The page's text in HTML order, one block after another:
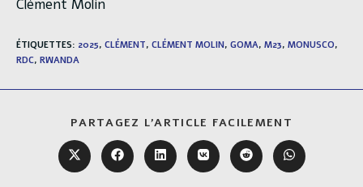
Clément Molin
ÉTIQUETTES: 2025, CLÉMENT, CLÉMENT MOLIN, GOMA, M23, MONUSCO,
RDC, RWANDA
PARTAGEZ L'ARTICLE FACILEMENT
CE
CONTENU
Ouvrir
dans
Ouvrir
dans
Ouvrir
dans
Ouvrir
dans
Ouvrir
dans
Ouvrir
dans